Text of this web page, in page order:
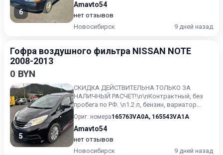
6
Amavto54
нет отзывов
Новосибирск
9 дней назад
Гофра воздушного фильтра NISSAN NOTE
2008-2013
0 BYN
5
СКИДКА ДЕЙСТВИТЕЛЬНА ТОЛЬКО ЗА
НАЛИЧНЫЙ РАСЧЕТ!\n\nКонтрактный, без
пробега по РФ. \n1.2 л, бензин, вариатор
(CVT), передний привод \nNissan...
Ориг. номера165763VA0A, 165543VA1A
Amavto54
нет отзывов
Новосибирск
9 дней назад